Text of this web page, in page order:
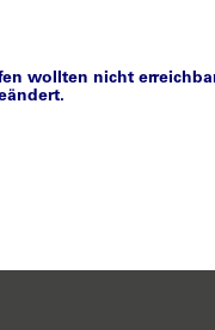
wollten nicht